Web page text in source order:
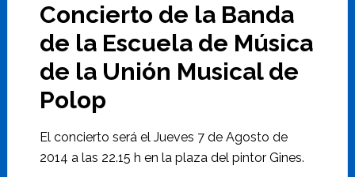
Concierto de la Banda
de la Escuela de Música
de la Unión Musical de
Polop
El concierto será el Jueves 7 de Agosto de
2014 a las 22.15 h en la plaza del pintor Gines.